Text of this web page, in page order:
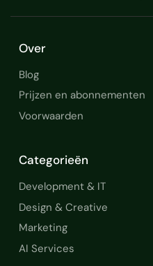
Over
Blog
Prijzen en abonnementen
Voorwaarden
Categorieën
Development & IT
Design & Creative
Marketing
AI Services